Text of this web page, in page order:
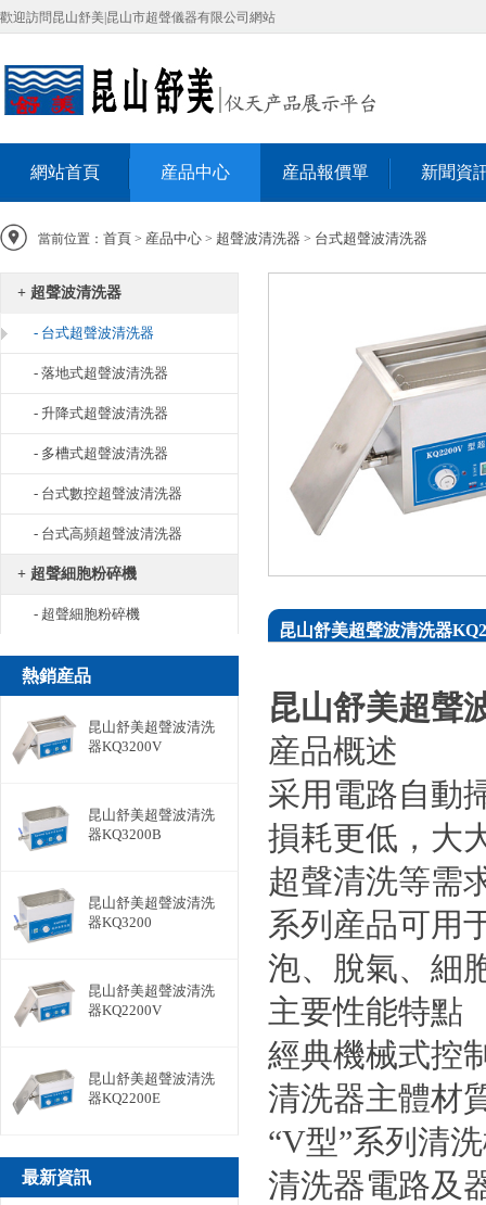
歡迎訪問昆山舒美|昆山市超聲儀器有限公司網站
網站首頁 産品中心 産品報價單 新聞資
當前位置： 首頁 > 産品中心 > 超聲波清洗器 > 台式超聲波清洗器
+ 超聲波清洗器
- 台式超聲波清洗器
- 落地式超聲波清洗器
- 升降式超聲波清洗器
- 多槽式超聲波清洗器
- 台式數控超聲波清洗器
- 台式高頻超聲波清洗器
+ 超聲細胞粉碎機
- 超聲細胞粉碎機
熱銷産品
昆山舒美超聲波清洗
器KQ3200V
昆山舒美超聲波清洗
器KQ3200B
昆山舒美超聲波清洗
器KQ3200
昆山舒美超聲波清洗
器KQ2200V
昆山舒美超聲波清洗
器KQ2200E
最新資訊
昆山舒美超聲波清洗器
昆山舒美超聲
産品概述
采用電路自動
損耗更低，大
超聲清洗等需
系列産品可用
泡、脫氣、細
主要性能特點
經典機械式控
清洗器主體材
“V型”系列清
清洗器電路及